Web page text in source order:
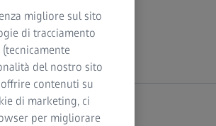
migliore sul sito
di tracciamento
del nostro sito
contenuti su
di marketing, ci
per migliorare